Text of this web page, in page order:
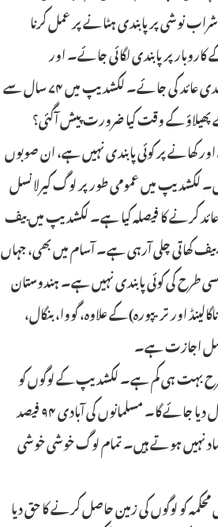
نوشی پر پابندی ہٹانے پر عمل کرنا
پر پابندی لگائی جائے۔ اور
ہندوستان میں موجود مذاہب کی تعلیمات کا تقاضا بھی یہی ہے کہ شراب نوشی پر پابندی عائد کی جائے۔ لکشدیپ میں ۷۴ سال سے
پھیلاؤ کے وقت کیا ضرورت پیش آگئی؟
پر کوئی پابندی نہیں ہے، ان صوبوں
لکشدیپ میں عمومی طور پر لوگ کیرلا نسل
کرنے کا فیصلہ کیا ہے۔ لکشدیپ میں بیف
کھاتی چلی آرہی ہے۔ آسام میں بھی، جہاں
طرح کی کوئی پابندی نہیں ہے۔ ہندوستان
اور تریپورہ) کے علاوہ، گووا، بنگال،
اجازت ہے۔
شرح بہت ہی کم ہے۔ لکشدیپ کے لوگوں کو
خدشہ ہے کہ اس قانون کے ناجائز استعمال سے ہزاروں افراد کو سلاخوں کے پیچھے ڈال دیا جائے گا۔ مسلمانوں کی آبادی ۹۴ فیصد
نہیں ہوتے ہیں۔ تمام لوگ خوشی خوشی
کو لوگوں کی زمین حاصل کرنے کا حق دیا